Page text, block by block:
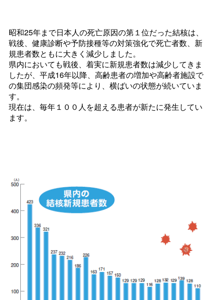
昭和25年まで日本人の死亡原因の第１位だった結核は、
戦後、健康診断や予防接種等の対策強化で死亡者数、新
規患者数ともに大きく減少しました。
県内においても戦後、着実に新規患者数は減少してきま
したが、平成16年以降、高齢患者の増加や高齢者施設で
の集団感染の頻発等により、横ばいの状態が続いていま
す。
現在は、毎年１００人を超える患者が新たに発生してい
ます。